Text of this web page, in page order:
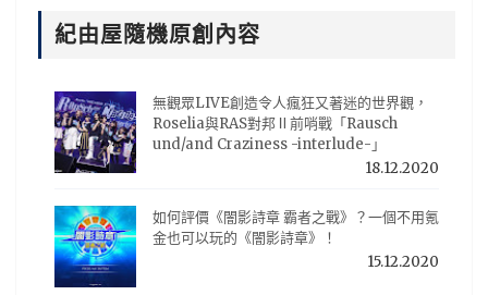
紀由屋隨機原創內容
無觀眾LIVE創造令人瘋狂又著迷的世界觀，
Roselia與RAS對邦Ⅱ前哨戰「Rausch
und/and Craziness -interlude-」
18.12.2020
如何評價《闇影詩章 霸者之戰》？一個不用氪
金也可以玩的《闇影詩章》！
15.12.2020